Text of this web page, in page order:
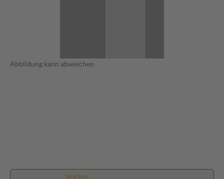
Abbildung kann abweichen
Spartipp